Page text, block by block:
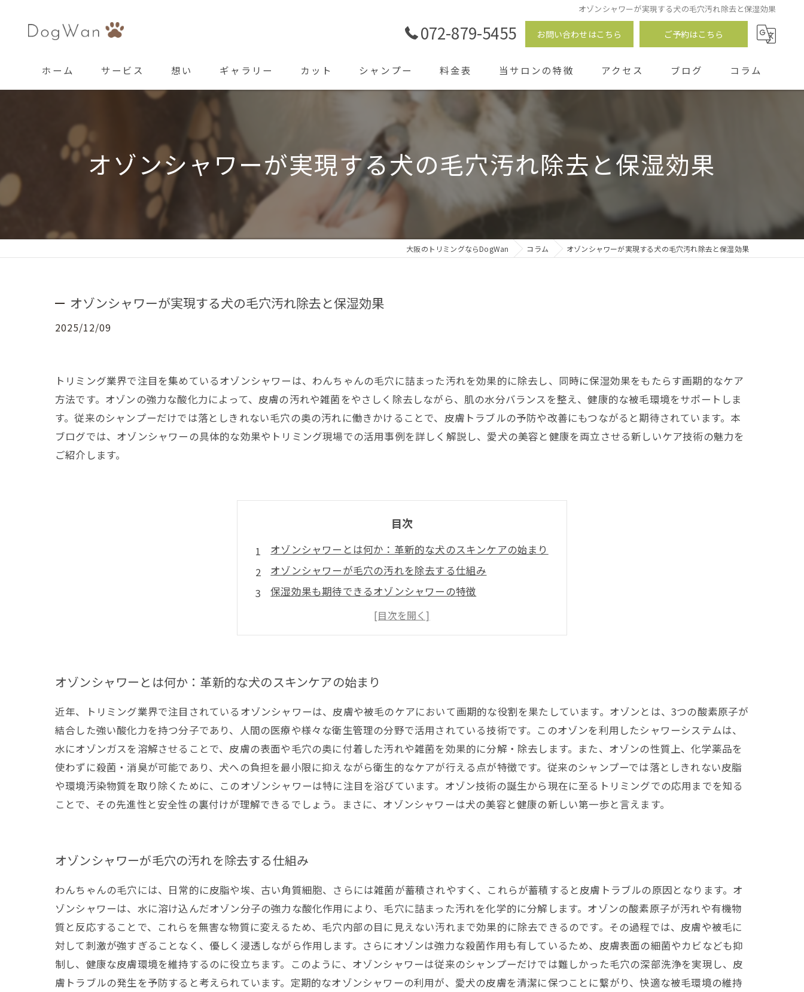
オゾンシャワーが実現する犬の毛穴汚れ除去と保湿効果
072-879-5455 お問い合わせはこちら ご予約はこちら
ホーム サービス 想い ギャラリー カット シャンプー 料金表 当サロンの特徴
ごあいさつ
ホテル
送迎
アクセス ブログ コラム
オゾンシャワーが実現する犬の毛穴汚れ除去と保湿効果
大阪のトリミングならDogWan コラム オゾンシャワーが実現する犬の毛穴汚れ除去と保湿効果
オゾンシャワーが実現する犬の毛穴汚れ除去と保湿効果
2025/12/09
トリミング業界で注目を集めているオゾンシャワーは、わんちゃんの毛穴に詰まった汚れを効果的に除去し、同時に保湿効果をもたらす画期的なケア
方法です。オゾンの強力な酸化力によって、皮膚の汚れや雑菌をやさしく除去しながら、肌の水分バランスを整え、健康的な被毛環境をサポートしま
す。従来のシャンプーだけでは落としきれない毛穴の奥の汚れに働きかけることで、皮膚トラブルの予防や改善にもつながると期待されています。本
ブログでは、オゾンシャワーの具体的な効果やトリミング現場での活用事例を詳しく解説し、愛犬の美容と健康を両立させる新しいケア技術の魅力を
ご紹介します。
目次
オゾンシャワーとは何か：革新的な犬のスキンケアの始まり
オゾンシャワーが毛穴の汚れを除去する仕組み
保湿効果も期待できるオゾンシャワーの特徴
トリミング現場でのオゾンシャワー活用事例
未来の犬のケアを変えるオゾンシャワーの可能性
オゾンシャワーとは何か：革新的な犬のスキンケアの始まり
近年、トリミング業界で注目されているオゾンシャワーは、皮膚や被毛のケアにおいて画期的な役割を果たしています。オゾンとは、3つの酸素原子が
結合した強い酸化力を持つ分子であり、人間の医療や様々な衛生管理の分野で活用されている技術です。このオゾンを利用したシャワーシステムは、
水にオゾンガスを溶解させることで、皮膚の表面や毛穴の奥に付着した汚れや雑菌を効果的に分解・除去します。また、オゾンの性質上、化学薬品を
使わずに殺菌・消臭が可能であり、犬への負担を最小限に抑えながら衛生的なケアが行える点が特徴です。従来のシャンプーでは落としきれない皮脂
や環境汚染物質を取り除くために、このオゾンシャワーは特に注目を浴びています。オゾン技術の誕生から現在に至るトリミングでの応用までを知る
ことで、その先進性と安全性の裏付けが理解できるでしょう。まさに、オゾンシャワーは犬の美容と健康の新しい第一歩と言えます。
オゾンシャワーが毛穴の汚れを除去する仕組み
わんちゃんの毛穴には、日常的に皮脂や埃、古い角質細胞、さらには雑菌が蓄積されやすく、これらが蓄積すると皮膚トラブルの原因となります。オ
ゾンシャワーは、水に溶け込んだオゾン分子の強力な酸化作用により、毛穴に詰まった汚れを化学的に分解します。オゾンの酸素原子が汚れや有機物
質と反応することで、これらを無害な物質に変えるため、毛穴内部の目に見えない汚れまで効果的に除去できるのです。その過程では、皮膚や被毛に
対して刺激が強すぎることなく、優しく浸透しながら作用します。さらにオゾンは強力な殺菌作用も有しているため、皮膚表面の細菌やカビなども抑
制し、健康な皮膚環境を維持するのに役立ちます。このように、オゾンシャワーは従来のシャンプーだけでは難しかった毛穴の深部洗浄を実現し、皮
膚トラブルの発生を予防すると考えられています。定期的なオゾンシャワーの利用が、愛犬の皮膚を清潔に保つことに繋がり、快適な被毛環境の維持